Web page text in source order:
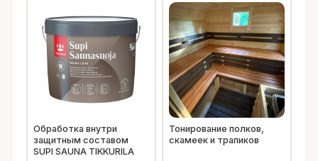
Обработка внутри
защитным составом
SUPI SAUNA TIKKURILA
Тонирование полков,
скамеек и трапиков